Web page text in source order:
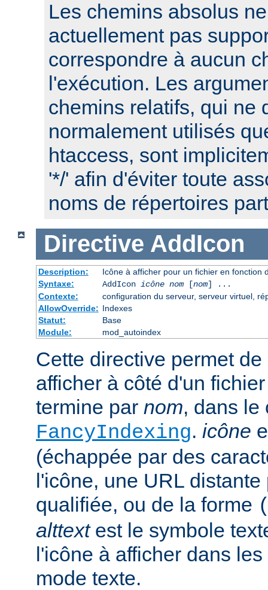
Les chemins absolus
actuellement pas
correspondre à aucun
l'exécution. Les
chemins relatifs, qui ne
normalement utilisés
htaccess, sont
'*/' afin d'éviter toute
noms de répertoires
Directive AddIcon
Description:
Icône à afficher pour un fichier en fonction
Syntaxe:
AddIcon icône nom[nom] ...
Contexte:
configuration du serveur, serveur virtuel,
AllowOverride: Indexes
Statut:
Base
Module:
mod_autoindex
Cette directive permet
afficher à côté d'un
termine par nom, dans le
FancyIndexing. icône
(échappée par des
l'icône, une URL
qualifiée, ou de la forme
alttextest le symbole
l'icône à afficher dans
mode texte.